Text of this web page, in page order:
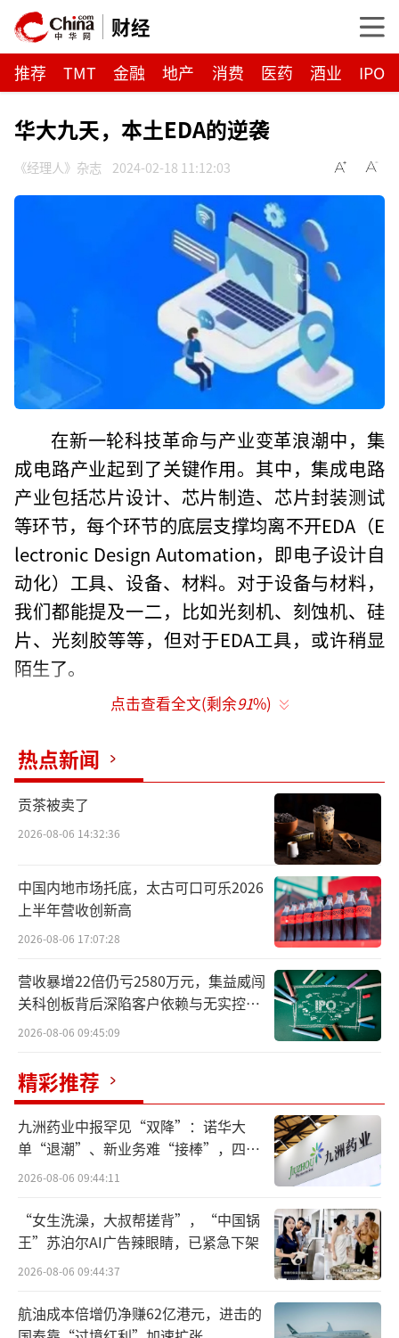
财经
推荐 TMT 金融 地产 消费 医药 酒业 IPO
华大九天，本土EDA的逆袭
《经理人》杂志 2024-02-18 11:12:03
在新一轮科技革命与产业变革浪潮中，集
成电路产业起到了关键作用。其中，集成电路
产业包括芯片设计、芯片制造、芯片封装测试
等环节，每个环节的底层支撑均离不开EDA（E
lectronic Design Automation，即电子设计自
动化）工具、设备、材料。对于设备与材料，
我们都能提及一二，比如光刻机、刻蚀机、硅
片、光刻胶等等，但对于EDA工具，或许稍显
陌生了。
那么，EDA工具到底是什么呢？EDA工具
知，EDA工具在集成电路产业中扮演者不可或
缺的角色。正因如此，早在上世纪80年代以
前，国外就曾对我国EDA工具进行封锁，为
此，我国在1988年开启国产EDA工具“熊猫系
统”研发工作，1993年“熊猫系统”正式面
世，随后，由于封锁解除，大量海外EDA工具
涌入，以及国内缺乏产业与政策支持，导致ED
A行业发展陷入低迷。
2008年，关于“核心电子器件、高端通用
芯片以及基础软件产品”的国家科技重大专项
方案通过，EDA企业重新迸发。2019年以来，
宏观环境与资本促使EDA产业加速发展，华大
九天（301269.SZ）作为国产EDA产业的“排头
兵”，正奋发向上，并于2022年被认定为国家
级专精特新“小巨人”企业。
深耕EDA领域、规模逐步释放
为了承担2008年国家科技重大专项任务，
科班出身的华大九天顺理成章在2009年成立，
设立至今一直深耕集成电路设计、制造、封装
点击查看全文(剩余91%)
热点新闻
贡茶被卖了
2026-08-06 14:32:36
中国内地市场托底，太古可口可乐2026
上半年营收创新高
2026-08-06 17:07:28
营收暴增22倍仍亏2580万元，集益威闯
关科创板背后深陷客户依赖与无实控人
困局
2026-08-06 09:45:09
精彩推荐
九洲药业中报罕见“双降”：诺华大
单“退潮”、新业务难“接棒”，四大
难关待闯
2026-08-06 09:44:11
“女生洗澡，大叔帮搓背”，“中国锅
王”苏泊尔AI广告辣眼睛，已紧急下架
2026-08-06 09:44:37
航油成本倍增仍净赚62亿港元，进击的